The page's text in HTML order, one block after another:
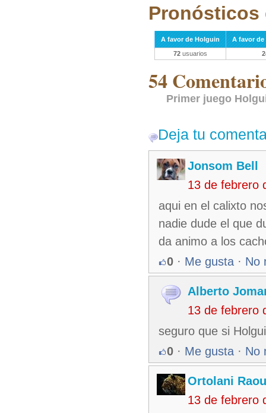
Pronósticos
A favor de Holguin
A favor de
72 usuarios
54
Primer juego
Deja tu
Jonsom Bell
13 de febrero
aqui en el calixto
nadie dude el que
da animo a los
0 · Me gusta · No
Alberto
13 de febrero
seguro que si
0 · Me gusta · No
Ortolani
13 de febrero